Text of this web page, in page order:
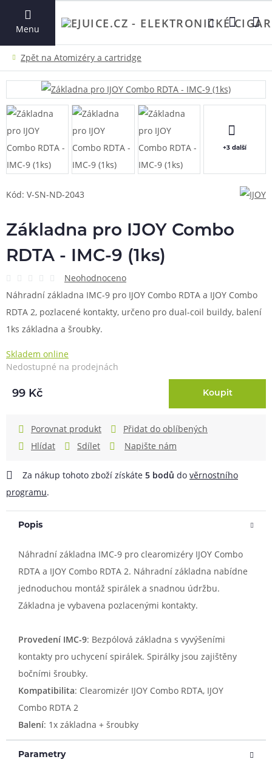
Menu
VYHLEDAT
+3 další
Kód: V-SN-ND-2043
Základna pro IJOY Combo
RDTA - IMC-9 (1ks)
Neohodnoceno
Náhradní základna IMC-9 pro IJOY Combo RDTA a IJOY Combo
RDTA 2, pozlacené kontakty, určeno pro dual-coil buildy, balení
1ks základna a šroubky.
Skladem online
Nedostupné na prodejnách
99 Kč Koupit
Porovnat produkt
Přidat do oblíbených
Hlídat
Sdílet Napište nám
Za nákup tohoto zboží získáte 5 bodů do věrnostního
programu.
Popis
Náhradní základna IMC-9 pro clearomizéry IJOY Combo
RDTA a IJOY Combo RDTA 2. Náhradní základna nabídne
jednoduchou montáž spirálek a snadnou údržbu.
Základna je vybavena pozlacenými kontakty.
Provedení IMC-9: Bezpólová základna s vyvýšeními
kontakty pro uchycení spirálek. Spirálky jsou zajištěny
bočními šroubky.
Kompatibilita: Clearomizér IJOY Combo RDTA, IJOY
Combo RDTA 2
Balení: 1x základna + šroubky
Parametry